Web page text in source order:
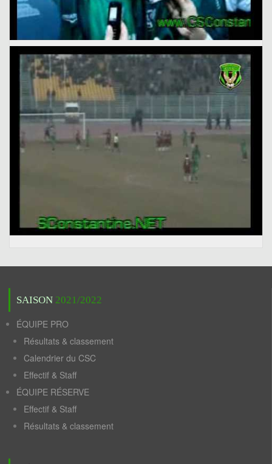
SAISON 2021/2022
ÉQUIPE PRO
Résultats & classement
Calendrier du CSC
Effectif & Staff
ÉQUIPE RÉSERVE
Effectif & Staff
Résultats & classement